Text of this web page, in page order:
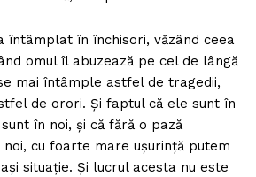
întâmplat în închisori, văzând ceea
omul îl abuzează pe cel de lângă
mai întâmple astfel de tragedii,
de orori. Și faptul că ele sunt în
în noi, și că fără o pază
noi, cu foarte mare ușurință putem
situație. Și lucrul acesta nu este